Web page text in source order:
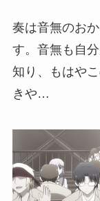
奏は音無のお
す。音無も自
知り、もはや
きや…